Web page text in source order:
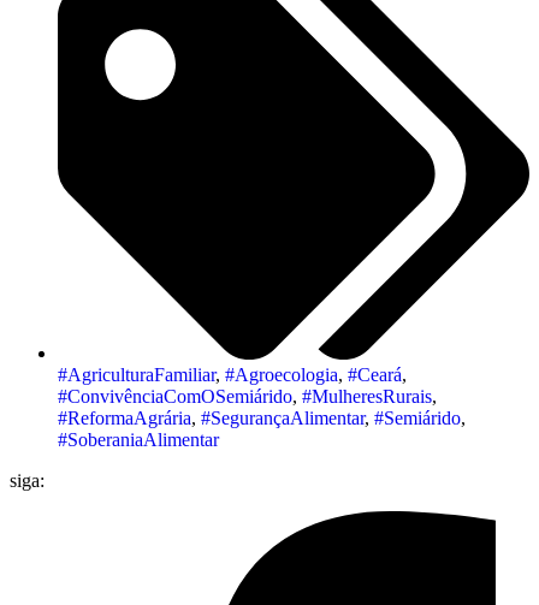
#AgriculturaFamiliar, #Agroecologia, #Ceará,
#ConvivênciaComOSemiárido, #MulheresRurais,
#ReformaAgrária, #SegurançaAlimentar, #Semiárido,
#SoberaniaAlimentar
siga: